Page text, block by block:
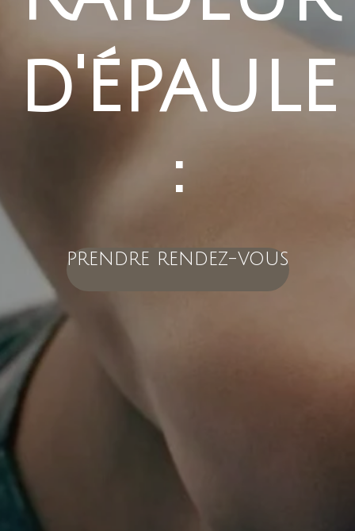
d'épaule
:
prendre rendez-vous